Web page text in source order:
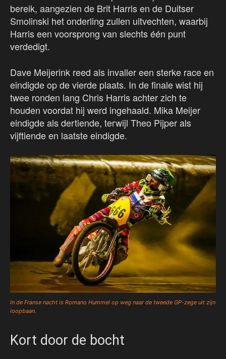
bereik, aangezien de Brit Harris en de Duitser
Smolinski het onderling zullen uitvechten, waarbij
Harris een voorsprong van slechts één punt
verdedigt.
Dave Meijerink reed als invaller een sterke race en
eindigde op de vierde plaats. In de finale wist hij
twee ronden lang Chris Harris achter zich te
houden voordat hij werd ingehaald. Mika Meijer
eindigde als dertiende, terwijl Theo Pijper als
vijftiende en laatste eindigde.
In de Franse nacht is Romano Hummel op weg naar de tweede GP-zege uit zijn
loopbaan.
Kort door de bocht